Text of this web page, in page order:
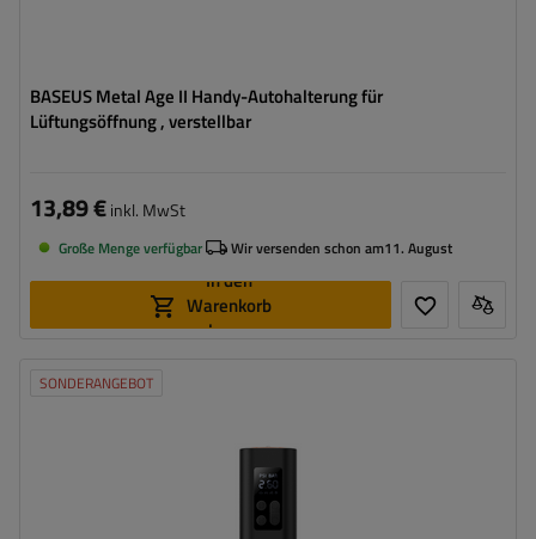
BASEUS Metal Age II Handy-Autohalterung für
Lüftungsöffnung , verstellbar
13,89 €inkl. MwSt
Große Menge verfügbar Wir versenden schon am11. August
In den
Warenkorb
legen
SONDERANGEBOT